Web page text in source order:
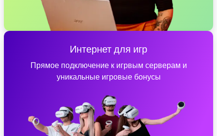
Интернет для игр
Прямое подключение к игрвым серверам и
уникальные игровые бонусы